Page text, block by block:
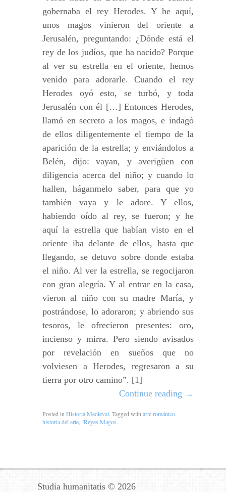
gobernaba el rey Herodes. Y he aquí,
unos magos vinieron del oriente a
Jerusalén, preguntando: ¿Dónde está el
rey de los judíos, que ha nacido? Porque
al ver su estrella en el oriente, hemos
venido para adorarle. Cuando el rey
Herodes oyó esto, se turbó, y toda
Jerusalén con él […] Entonces Herodes,
llamó en secreto a los magos, e indagó
de ellos diligentemente el tiempo de la
aparición de la estrella; y enviándolos a
Belén, dijo: vayan, y averigüen con
diligencia acerca del niño; y cuando lo
hallen, háganmelo saber, para que yo
también vaya y le adore. Y ellos,
habiendo oído al rey, se fueron; y he
aquí la estrella que habían visto en el
oriente iba delante de ellos, hasta que
llegando, se detuvo sobre donde estaba
el niño. Al ver la estrella, se regocijaron
con gran alegría. Y al entrar en la casa,
vieron al niño con su madre María, y
postrándose, lo adoraron; y abriendo sus
tesoros, le ofrecieron presentes: oro,
incienso y mirra. Pero siendo avisados
por revelación en sueños que no
volviesen a Herodes, regresaron a su
tierra por otro camino”. [1]
Continue reading →
Posted in Historia Medieval. Tagged with arte románico
historia del arte ´Reyes Magos.
Studia humanitatis © 2026